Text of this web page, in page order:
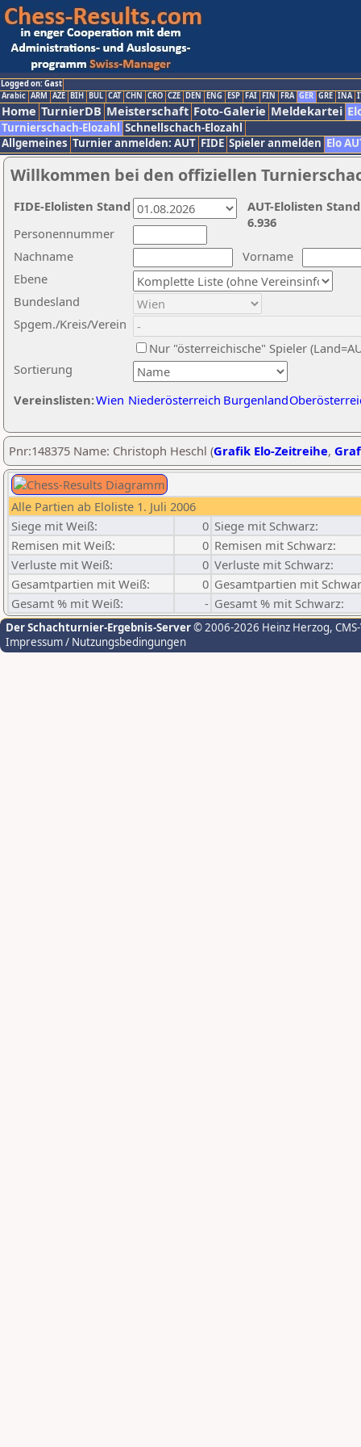
Logged on: Gast
Arabic ARM AZE BIH BUL CAT CHN CRO CZE DEN ENG ESP FAI FIN FRA GER GRE INA
Home TurnierDB Meisterschaft Foto-Galerie Meldekartei
Turnierschach-Elozahl Schnellschach-Elozahl
Allgemeines Turnier anmelden: AUT FIDE Spieler anmelden Elo
Willkommen bei den offiziellen
Nachname
Vorname
Ebene
Sortierung
Personennummer
Bundesland
Spgem./Kreis/Verein
Nur "österreichische" Spieler
Vereinslisten:Wien Niederösterreich Burgenland
AUT-Elolisten
6.936
FIDE-Elolisten Stand
Pnr:148375 Name: Christoph Heschl (Grafik Elo-Zeitreihe,
Alle Partien ab Eloliste 1. Juli 2006
Siege mit Weiß:
0 Siege mit Schwarz:
Remisen mit Weiß:
0 Remisen mit Schwarz:
Verluste mit Weiß:
0 Verluste mit Schwarz:
Gesamtpartien mit Weiß:
0 Gesamtpartien mit
Gesamt % mit Weiß:
- Gesamt % mit Schwarz:
Der Schachturnier-Ergebnis-Server© 2006-2026 Heinz Herzog,
Impressum / Nutzungsbedingungen